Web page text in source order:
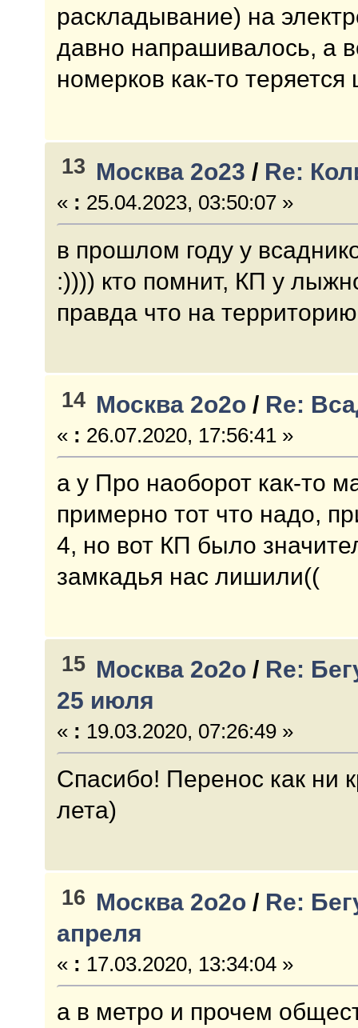
раскладывание) на
давно напрашивалось, а
номерков как-то
13 Москва 2о23 / Re:
« : 25.04.2023, 03:50:07 »
в прошлом году у
:)))) кто помнит, КП у
правда что на
14 Москва 2о2о / Re:
« : 26.07.2020, 17:56:41 »
а у Про наоборот как-то
примерно тот что надо,
4, но вот КП было
замкадья нас лишили((
15 Москва 2о2о / Re:
25 июля
« : 19.03.2020, 07:26:49 »
Спасибо! Перенос как
лета)
16 Москва 2о2о / Re:
апреля
« : 17.03.2020, 13:34:04 »
а в метро и прочем